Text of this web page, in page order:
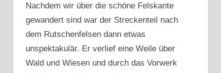
Nachdem wir über die schöne Felskante
gewandert sind war der Streckenteil nach
dem Rutschenfelsen dann etwas
unspektakulär. Er verlief eine Weile über
Wald und Wiesen und durch das Vorwerk